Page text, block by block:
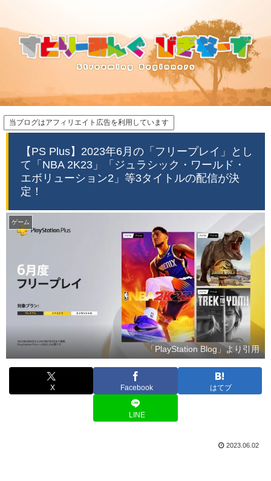
当ブログはアフィリエイト広告を利用しています
【PS Plus】2023年6月の「フリープレイ」とし
て「NBA 2K23」「ジュラシック・ワールド・
エボリューション2」等3タイトルの配信が決
定！
ゲーム
「PlayStation Blog」より引用
X Facebook はてブ
LINE
2023.06.02